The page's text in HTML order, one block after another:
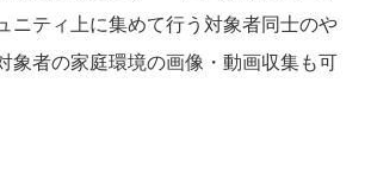
ニティ上に集めて行う対象者同士のや
象者の家庭環境の画像・動画収集も可